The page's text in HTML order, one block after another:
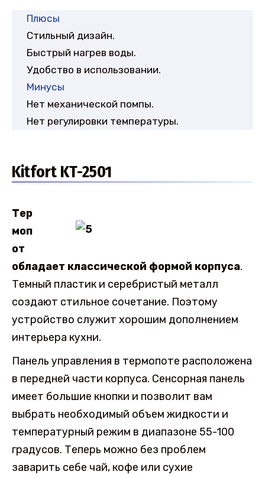
Плюсы
Стильный дизайн.
Быстрый нагрев воды.
Удобство в использовании.
Минусы
Нет механической помпы.
Нет регулировки температуры.
Kitfort KT-2501
Тер
моп
от
обладает классической формой корпуса.
Темный пластик и серебристый металл
создают стильное сочетание. Поэтому
устройство служит хорошим дополнением
интерьера кухни.
Панель управления в термопоте расположена
в передней части корпуса. Сенсорная панель
имеет большие кнопки и позволит вам
выбрать необходимый объем жидкости и
температурный режим в диапазоне 55-100
градусов. Теперь можно без проблем
заварить себе чай, кофе или сухие